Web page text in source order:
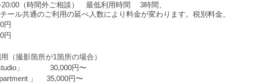
20:00（時間外ご相談） 最低利用時間 3時間、
ール共通のご利用の延べ人数により料金が変わります。税別料金。
円
円
（撮影箇所が1箇所の場合）
」 30,000円〜
」 35,000円〜